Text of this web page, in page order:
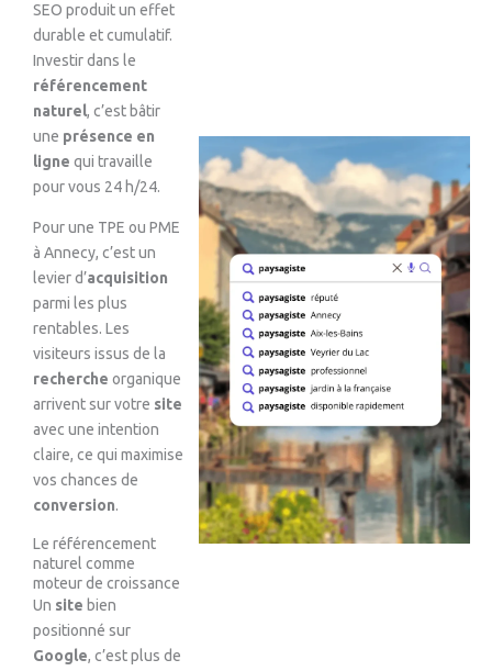
SEO produit un effet
durable et cumulatif.
Investir dans le
référencement
naturel, c’est bâtir
une présence en
ligne qui travaille
pour vous 24 h/24.
Pour une TPE ou PME
à Annecy, c’est un
levier d’acquisition
parmi les plus
rentables. Les
visiteurs issus de la
recherche organique
arrivent sur votre site
avec une intention
claire, ce qui maximise
vos chances de
conversion.
Le référencement
naturel comme
moteur de croissance
Un site bien
positionné sur
Google, c’est plus de